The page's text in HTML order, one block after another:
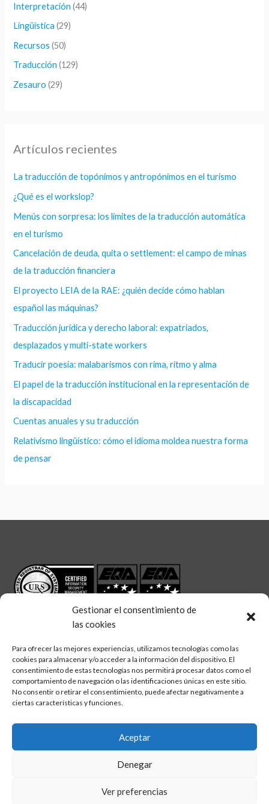
Gestionar el consentimiento de
las cookies
Para ofrecer las mejores experiencias, utilizamos tecnologías como las
cookies para almacenar y/o acceder a la información del dispositivo. El
consentimiento de estas tecnologías nos permitirá procesar datos como el
comportamiento de navegación o las identificaciones únicas en este sitio.
No consentir o retirar el consentimiento, puede afectar negativamente a
ciertas características y funciones.
Aceptar
Denegar
Ver preferencias
Interpretación (44)
Lingüística (29)
Recursos (50)
Traducción (129)
Zesauro (29)
Artículos recientes
La traducción de topónimos y antropónimos en el turismo
¿Qué es el workslop?
Menús con sorpresa: los límites de la traducción automática
en el turismo
Cancelación de deuda, quita o settlement: el campo de minas
de la traducción financiera
El proyecto LEIA de la RAE: ¿quién decide cómo hablan
español las máquinas?
Traducción jurídica y derecho laboral: expatriados,
desplazados y multi-state workers
Traducir poesía: malabarismos con rima, ritmo y alma
El papel de la traducción institucional en la representación de
la discapacidad
Cuentas anuales y su traducción
Relativismo lingüístico: cómo el idioma moldea nuestra forma
de pensar
Síguenos en:
linkedintwitterfacebook
Aviso legal